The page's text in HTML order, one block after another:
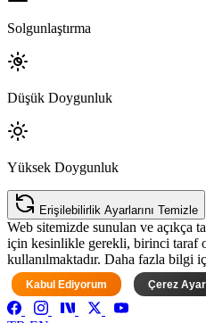
Solgunlaştırma
Düşük Doygunluk
Yüksek Doygunluk
Erişilebilirlik Ayarlarını Temizle
Web sitemizde sunulan ve açıkça
için kesinlikle gerekli, birinci taraf
kullanılmaktadır. Daha fazla bilgi
Kabul Ediyorum Çerez